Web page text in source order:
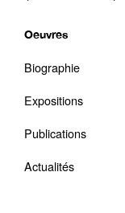
Oeuvres
Biographie
Expositions
Publications
Actualités